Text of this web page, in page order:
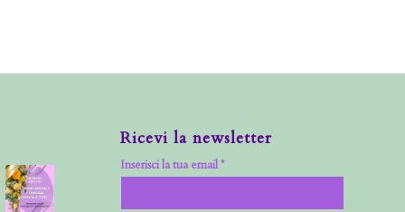
Ricevi la newsletter
Inserisci la tua email *